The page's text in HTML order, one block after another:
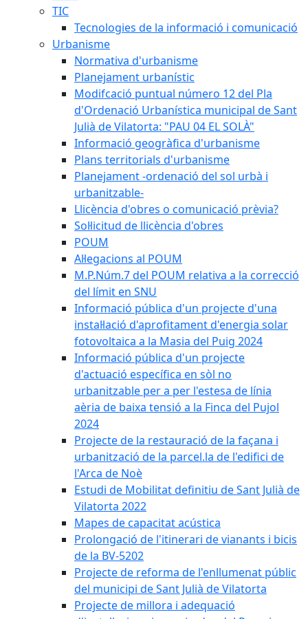
TIC
Tecnologies de la informació i comunicació
Urbanisme
Normativa d'urbanisme
Planejament urbanístic
Modifcació puntual número 12 del Pla
d'Ordenació Urbanística municipal de Sant
Julià de Vilatorta: "PAU 04 EL SOLÀ"
Informació geogràfica d'urbanisme
Plans territorials d'urbanisme
Planejament -ordenació del sol urbà i
urbanitzable-
Llicència d'obres o comunicació prèvia?
Sol·licitud de llicència d'obres
POUM
Al·legacions al POUM
M.P.Núm.7 del POUM relativa a la correcció
del límit en SNU
Informació pública d'un projecte d'una
instal·lació d'aprofitament d'energia solar
fotovoltaica a la Masia del Puig 2024
Informació pública d'un projecte
d'actuació específica en sòl no
urbanitzable per a per l'estesa de línia
aèria de baixa tensió a la Finca del Pujol
2024
Projecte de la restauració de la façana i
urbanització de la parcel.la de l'edifici de
l'Arca de Noè
Estudi de Mobilitat definitiu de Sant Julià de
Vilatorta 2022
Mapes de capacitat acústica
Prolongació de l'itinerari de vianants i bicis
de la BV-5202
Projecte de reforma de l'enllumenat públic
del municipi de Sant Julià de Vilatorta
Projecte de millora i adequació